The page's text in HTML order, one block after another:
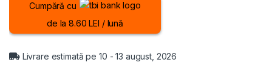
Cumpără cu
de la 8.60 LEI / lună
Livrare estimată pe 10 - 13 august, 2026